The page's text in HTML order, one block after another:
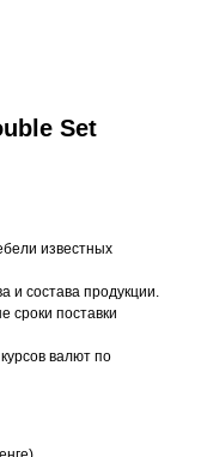
Set
известных
и состава продукции.
сроки поставки
валют по